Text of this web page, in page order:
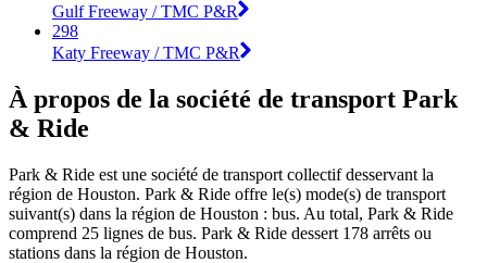
Gulf Freeway / TMC P&R
298
Katy Freeway / TMC P&R
À propos de la société de transport Park
& Ride
Park & Ride est une société de transport collectif desservant la
région de Houston. Park & Ride offre le(s) mode(s) de transport
suivant(s) dans la région de Houston : bus. Au total, Park & Ride
comprend 25 lignes de bus. Park & Ride dessert 178 arrêts ou
stations dans la région de Houston.